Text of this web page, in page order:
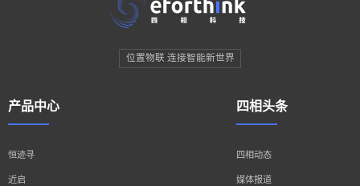
位置物联 连接智能新世界
产品中心
恒迹寻
近启
四相头条
四相动态
媒体报道